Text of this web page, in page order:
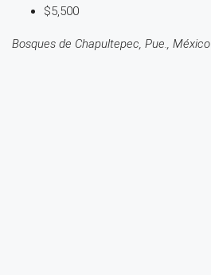
$5,500
Bosques de Chapultepec, Pue., México